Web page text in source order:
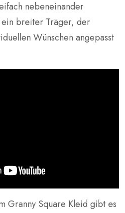
nebeneinander
ein breiter Träger, der
Wünschen angepasst
Granny Square Kleid gibt es